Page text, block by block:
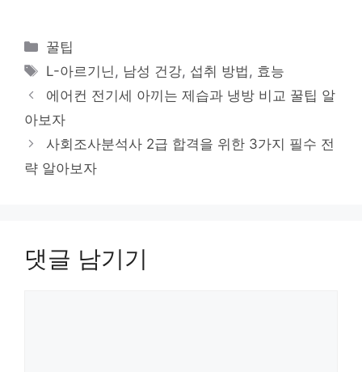
카
테
리
꿀팁
태
그
L-아르기닌, 남성 건강, 섭취 방법, 효능
에어컨 전기세 아끼는 제습과 냉방 비교 꿀팁 알
아보자
사회조사분석사 2급 합격을 위한 3가지 필수 전
략 알아보자
댓글 남기기